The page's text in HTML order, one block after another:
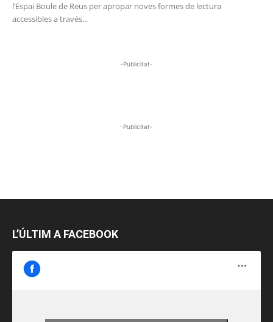
l’Espai Boule de Reus per apropar noves formes de lectura
accessibles a través...
-Publicitat-
-Publicitat-
L’ÚLTIM A FACEBOOK